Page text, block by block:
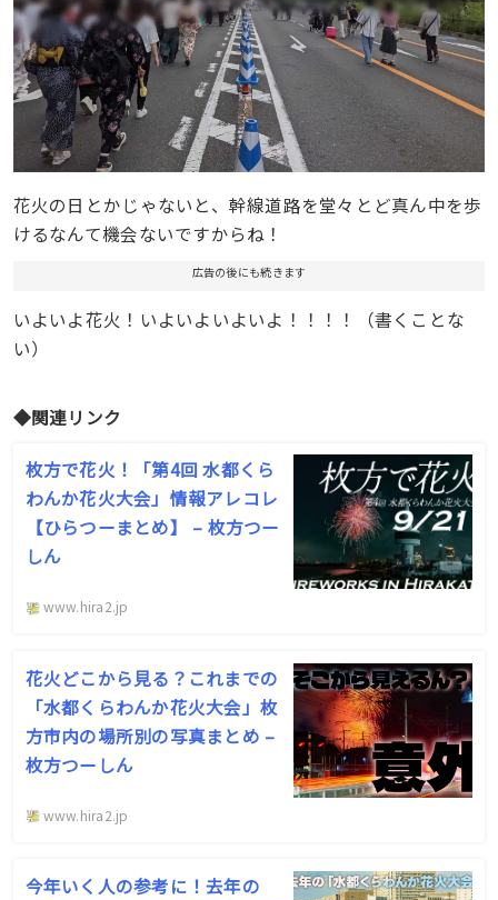
花火の日とかじゃないと、幹線道路を堂々とど真ん中を歩
けるなんて機会ないですからね！
広告の後にも続きます
いよいよ花火！いよいよいよいよ！！！！（書くことな
い）
◆関連リンク
枚方で花火！「第4回 水都くら
わんか花火大会」情報アレコレ
【ひらつーまとめ】 – 枚方つー
しん
www.hira2.jp
花火どこから見る？これまでの
「水都くらわんか花火大会」枚
方市内の場所別の写真まとめ –
枚方つーしん
www.hira2.jp
今年いく人の参考に！去年の